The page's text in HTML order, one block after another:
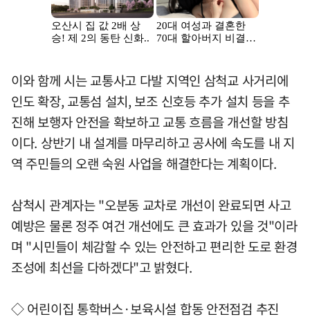
이와 함께 시는 교통사고 다발 지역인 삼척교 사거리에
인도 확장, 교통섬 설치, 보조 신호등 추가 설치 등을 추
진해 보행자 안전을 확보하고 교통 흐름을 개선할 방침
이다. 상반기 내 설계를 마무리하고 공사에 속도를 내 지
역 주민들의 오랜 숙원 사업을 해결한다는 계획이다.
삼척시 관계자는 "오분동 교차로 개선이 완료되면 사고
예방은 물론 정주 여건 개선에도 큰 효과가 있을 것"이라
며 "시민들이 체감할 수 있는 안전하고 편리한 도로 환경
조성에 최선을 다하겠다"고 밝혔다.
◇ 어린이집 통학버스·보육시설 합동 안전점검 추진